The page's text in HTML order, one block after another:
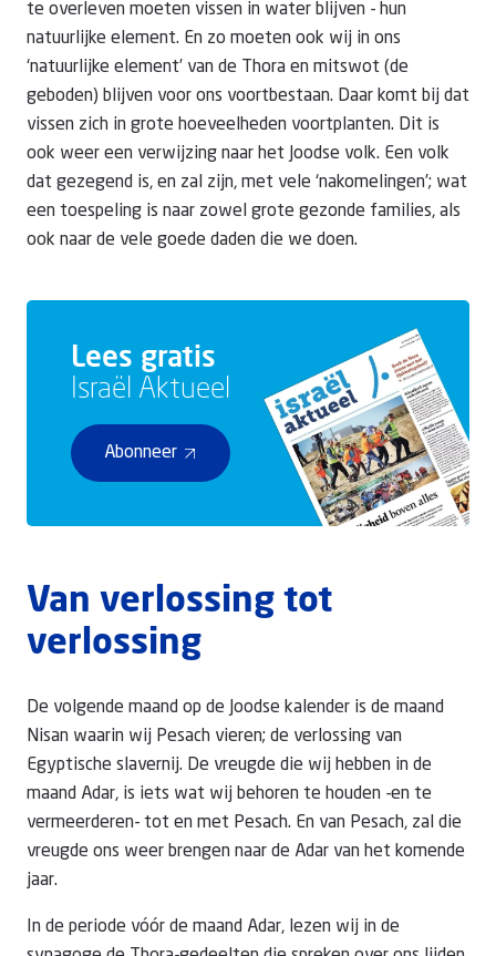
te overleven moeten vissen in water blijven - hun
natuurlijke element. En zo moeten ook wij in ons
‘natuurlijke element’ van de Thora en mitswot (de
geboden) blijven voor ons voortbestaan. Daar komt bij dat
vissen zich in grote hoeveelheden voortplanten. Dit is
ook weer een verwijzing naar het Joodse volk. Een volk
dat gezegend is, en zal zijn, met vele ‘nakomelingen’; wat
een toespeling is naar zowel grote gezonde families, als
ook naar de vele goede daden die we doen.
Lees gratis
Israël Aktueel
Abonneer
Van verlossing tot
verlossing
De volgende maand op de Joodse kalender is de maand
Nisan waarin wij Pesach vieren; de verlossing van
Egyptische slavernij. De vreugde die wij hebben in de
maand Adar, is iets wat wij behoren te houden -en te
vermeerderen- tot en met Pesach. En van Pesach, zal die
vreugde ons weer brengen naar de Adar van het komende
jaar.
In de periode vóór de maand Adar, lezen wij in de